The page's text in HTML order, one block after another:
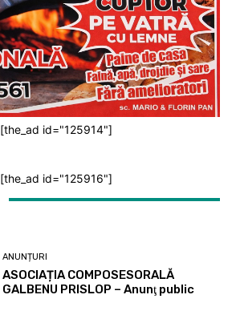
[the_ad id="125914"]
[the_ad id="125916"]
ANUNȚURI
ASOCIAȚIA COMPOSESORALĂ
GALBENU PRISLOP – Anunţ public